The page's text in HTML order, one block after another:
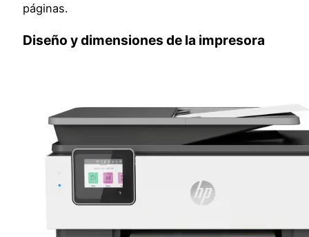
páginas.
Diseño y dimensiones de la impresora